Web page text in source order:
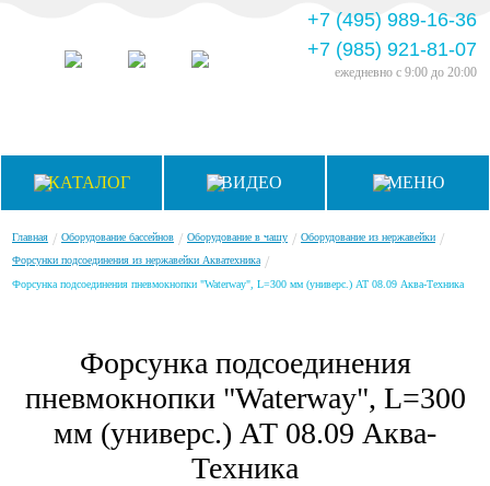
+7 (495) 989-16-36
+7 (985) 921-81-07
ежедневно с 9:00 до 20:00
КАТАЛОГ ВИДЕО МЕНЮ
Главная / Оборудование бассейнов / Оборудование в чашу / Оборудование из нержавейки /
Форсунки подсоединения из нержавейки Акватехника /
Форсунка подсоединения пневмокнопки "Waterway", L=300 мм (универс.) АТ 08.09 Аква-Техника
Форсунка подсоединения
пневмокнопки "Waterway", L=300
мм (универс.) АТ 08.09 Аква-
Техника